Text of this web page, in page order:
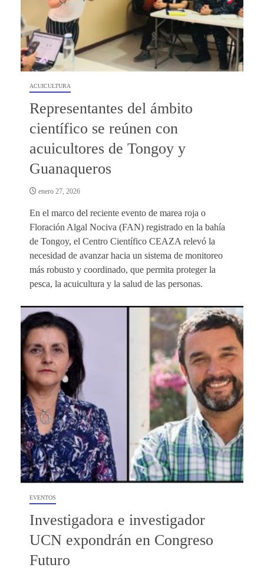
ACUICULTURA
Representantes del ámbito
científico se reúnen con
acuicultores de Tongoy y
Guanaqueros
enero 27, 2026
En el marco del reciente evento de marea roja o
Floración Algal Nociva (FAN) registrado en la bahía
de Tongoy, el Centro Científico CEAZA relevó la
necesidad de avanzar hacia un sistema de monitoreo
más robusto y coordinado, que permita proteger la
pesca, la acuicultura y la salud de las personas.
EVENTOS
Investigadora e investigador
UCN expondrán en Congreso
Futuro